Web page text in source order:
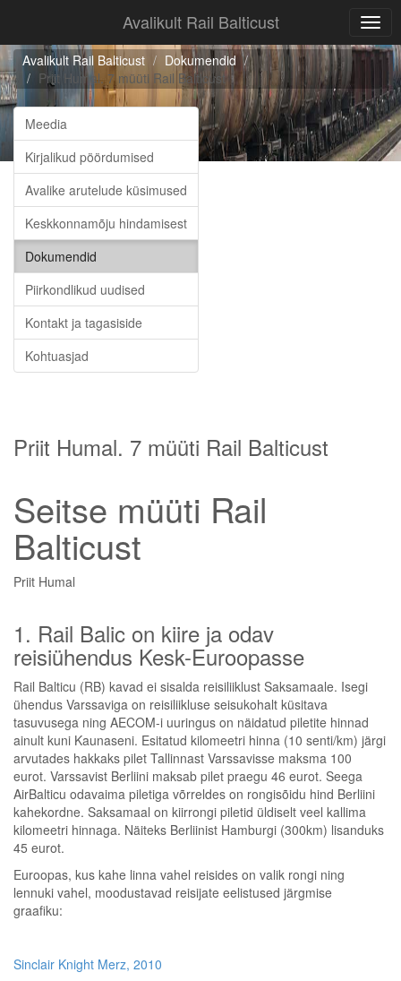
Avalikult Rail Balticust
Rail Balticust
Avalik arutelu
Meedia
Kontakt ja tagasiside
Ühingust
Kohtuasjad
Avalikult Rail Balticust
Dokumendid
Priit Humal. 7 müüti Rail Balticust
Meedia
Kirjalikud pöördumised
Avalike arutelude küsimused
Keskkonnamõju hindamisest
Dokumendid
Piirkondlikud uudised
Kontakt ja tagasiside
Kohtuasjad
Priit Humal. 7 müüti Rail Balticust
Seitse müüti Rail
Balticust
Priit Humal
1. Rail Balic on kiire ja odav
reisiühendus Kesk-Euroopasse
Rail Balticu (RB) kavad ei sisalda reisiliiklust Saksamaale. Isegi
ühendus Varssaviga on reisiliikluse seisukohalt küsitava
tasuvusega ning AECOM-i uuringus on näidatud piletite hinnad
ainult kuni Kaunaseni. Esitatud kilomeetri hinna (10 senti/km) järgi
arvutades hakkaks pilet Tallinnast Varssavisse maksma 100
eurot. Varssavist Berliini maksab pilet praegu 46 eurot. Seega
AirBalticu odavaima piletiga võrreldes on rongisõidu hind Berliini
kahekordne. Saksamaal on kiirrongi piletid üldiselt veel kallima
kilomeetri hinnaga. Näiteks Berliinist Hamburgi (300km) lisanduks
45 eurot.
Euroopas, kus kahe linna vahel reisides on valik rongi ning
lennuki vahel, moodustavad reisijate eelistused järgmise
graafiku:
Sinclair Knight Merz, 2010